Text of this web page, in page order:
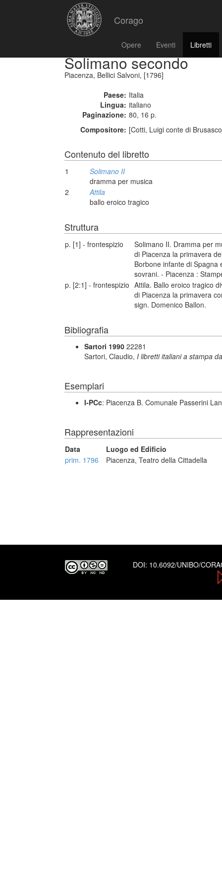
Corago
Opere Eventi Libretti
Solimano secondo
Piacenza, Bellici Salvoni, [1796]
Paese: Italia
Lingua: italiano
Paginazione: 80, 16 p.
Compositore: [Cotti, Luigi conte di
Contenuto del libretto
1
Solimano II
dramma per musica
2
Attila
ballo eroico tragico
Struttura
p. [1] - frontespizio
Solimano II. Dramma per
di Piacenza la primavera
Borbone infante di Spagna
sovrani. - Piacenza :
p. [2:1] - frontespizio Attila. Ballo eroico tragico
di Piacenza la primavera
sign. Domenico Ballon.
Bibliografia
Sartori 1990 22281
Sartori, Claudio, I libretti italiani a stampa
Esemplari
I-PCc: Piacenza B. Comunale Passerini
Rappresentazioni
Data
Luogo ed Edificio
prim. 1796
Piacenza, Teatro della Cittadella
DOI: 10.6092/UNIBO/